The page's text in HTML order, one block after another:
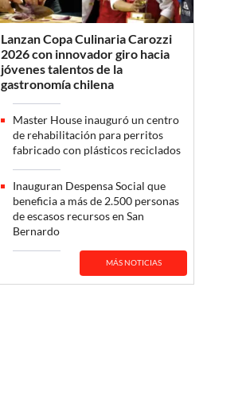
Lanzan Copa Culinaria Carozzi
2026 con innovador giro hacia
jóvenes talentos de la
gastronomía chilena
Master House inauguró un centro
de rehabilitación para perritos
fabricado con plásticos reciclados
Inauguran Despensa Social que
beneficia a más de 2.500 personas
de escasos recursos en San
Bernardo
MÁS NOTICIAS